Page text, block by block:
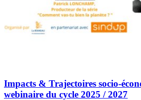
Impacts & Trajectoires socio-
webinaire du cycle 2025 / 2027